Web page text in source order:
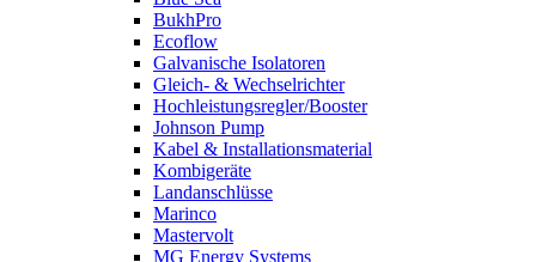
BukhPro
Ecoflow
Galvanische Isolatoren
Gleich- & Wechselrichter
Hochleistungsregler/Booster
Johnson Pump
Kabel & Installationsmaterial
Kombigeräte
Landanschlüsse
Marinco
Mastervolt
MG Energy Systems